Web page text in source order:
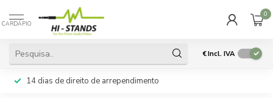
CARDÁPIO
0
€Incl. IVA
14 dias de direito de arrependimento